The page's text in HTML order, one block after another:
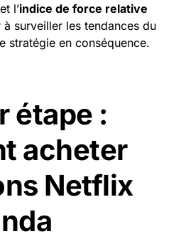
l’indice de force relative
surveiller les tendances du
stratégie en conséquence.
étape :
acheter
Netflix